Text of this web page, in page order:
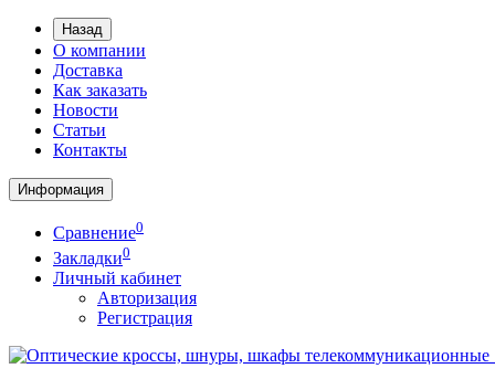
Назад
О компании
Доставка
Как заказать
Новости
Статьи
Контакты
Информация
Сравнение0
Закладки0
Личный кабинет
Авторизация
Регистрация